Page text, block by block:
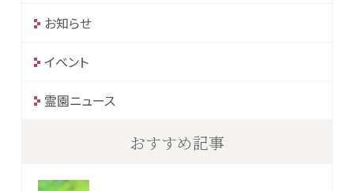
お知らせ
イベント
霊園ニュース
おすすめ記事